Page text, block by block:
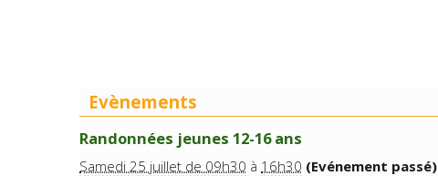
Evènements
Randonnées jeunes 12-16 ans
Samedi 25 juillet de 09h30 à 16h30 (Evénement passé)